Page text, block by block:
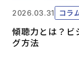
2026.03.31 コラ
傾聴力とは？ビ
グ方法